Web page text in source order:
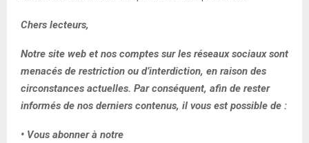
Chers lecteurs,
Notre site web et nos comptes sur les réseaux sociaux sont
menacés de restriction ou d’interdiction, en raison des
circonstances actuelles. Par conséquent, afin de rester
informés de nos derniers contenus, il vous est possible de :
• Vous abonner à notre